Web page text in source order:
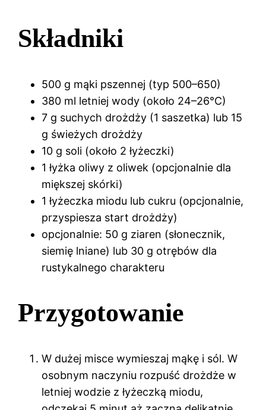
Składniki
500 g mąki pszennej (typ 500–650)
380 ml letniej wody (około 24–26°C)
7 g suchych drożdży (1 saszetka) lub 15
g świeżych drożdży
10 g soli (około 2 łyżeczki)
1 łyżka oliwy z oliwek (opcjonalnie dla
miększej skórki)
1 łyżeczka miodu lub cukru (opcjonalnie,
przyspiesza start drożdży)
opcjonalnie: 50 g ziaren (słonecznik,
siemię lniane) lub 30 g otrębów dla
rustykalnego charakteru
Przygotowanie
W dużej misce wymieszaj mąkę i sól. W
osobnym naczyniu rozpuść drożdże w
letniej wodzie z łyżeczką miodu,